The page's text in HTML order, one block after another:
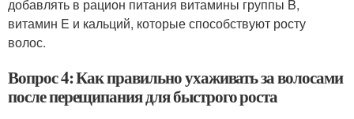
добавлять в рацион питания витамины группы B,
витамин E и кальций, которые способствуют росту
волос.
Вопрос 4: Как правильно ухаживать за волосами
после перещипания для быстрого роста